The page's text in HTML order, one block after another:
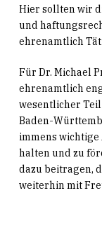
Hier sollten wir
und
ehrenamtlich
Für Dr. Michael
ehrenamtlich
wesentlicher
Baden-
immens
halten und zu
dazu beitragen,
weiterhin mit